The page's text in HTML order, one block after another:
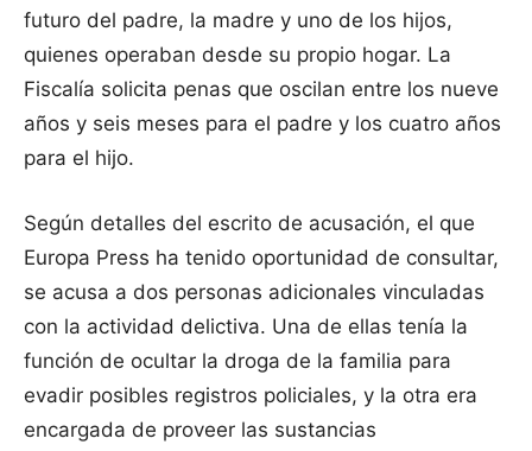
futuro del padre, la madre y uno de los hijos,
quienes operaban desde su propio hogar. La
Fiscalía solicita penas que oscilan entre los nueve
años y seis meses para el padre y los cuatro años
para el hijo.
Según detalles del escrito de acusación, el que
Europa Press ha tenido oportunidad de consultar,
se acusa a dos personas adicionales vinculadas
con la actividad delictiva. Una de ellas tenía la
función de ocultar la droga de la familia para
evadir posibles registros policiales, y la otra era
encargada de proveer las sustancias